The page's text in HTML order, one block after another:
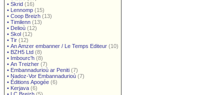
• Skrid (16)
• Lennomp (15)
• Coop Breizh (13)
• Timilenn (13)
• Delioù (12)
• Skol (12)
• Tir (12)
• An Amzer embanner / Le Temps Editeur (10)
• BZH5 Ltd (8)
• Imbourc'h (8)
• An Treizher (7)
• Embannadurioù ar Peniti (7)
• Nadoz-Vor Embannadurioù (7)
• Éditions Apogée (6)
• Kerjava (6)